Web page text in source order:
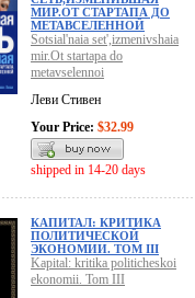
МИР.ОТ СТАРТАПА ДО
МЕТАВСЕЛЕННОЙ
Sotsial'naia set',izmenivshaia
mir.Ot startapa do
metavselennoi
Леви Стивен
Your Price: $32.99
shipped in 14-20 days
КАПИТАЛ: КРИТИКА
ПОЛИТИЧЕСКОЙ
ЭКОНОМИИ. ТОМ III
Kapital: kritika politicheskoi
ekonomii. Tom III